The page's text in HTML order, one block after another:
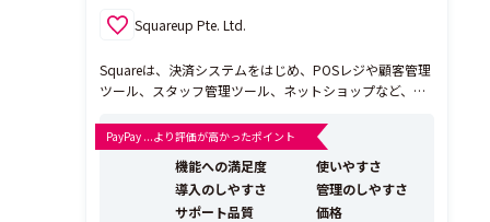
Squareup Pte. Ltd.
Squareは、決済システムをはじめ、POSレジや顧客管理
ツール、スタッフ管理ツール、ネットショップなど、店
そろうサービスです。申し込みはオンラインで完結、最
短即日で導入でき、売上金はの最短翌営業日に入金され
るのが大きなメリットです。 【Squareの主な特...
PayPay ...より評価が高かったポイント
機能への満足度
使いやすさ
導入のしやすさ
管理のしやすさ
サポート品質
価格